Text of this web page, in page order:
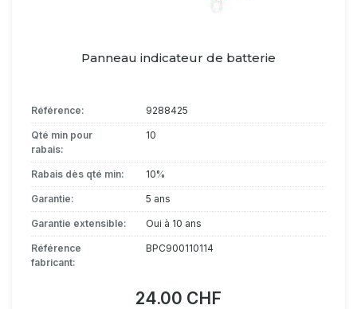
Panneau indicateur de batterie
Référence: 9288425
Qté min pour
rabais:
10
Rabais dès qté min: 10%
Garantie: 5 ans
Garantie extensible: Oui à 10 ans
Référence
fabricant:
BPC900110114
24.00 CHF